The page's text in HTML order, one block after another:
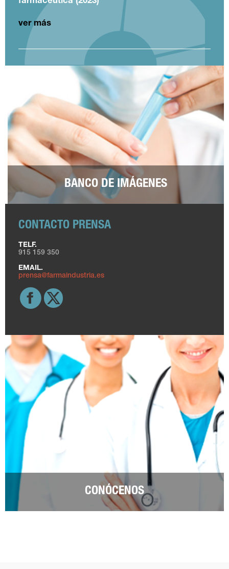
ver más
BANCO DE IMÁGENES
CONTACTO PRENSA
TELF.
915 159 350
EMAIL.
prensa@farmaindustria.es
CONÓCENOS